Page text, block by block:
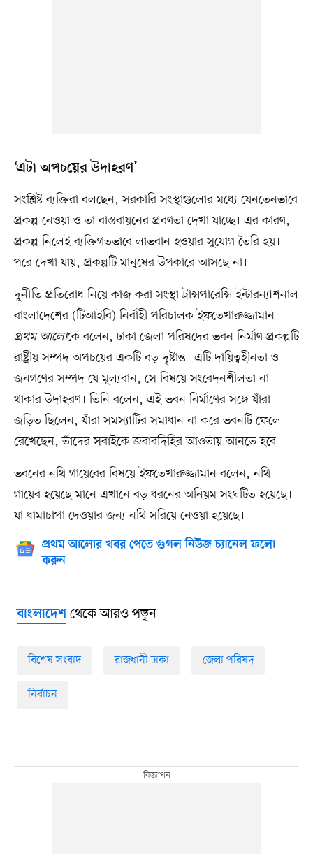
‘এটা অপচয়ের উদাহরণ’
সংশ্লিষ্ট ব্যক্তিরা বলছেন, সরকারি সংস্থাগুলোর মধ্যে যেনতেনভাবে
প্রকল্প নেওয়া ও তা বাস্তবায়নের প্রবণতা দেখা যাচ্ছে। এর কারণ,
প্রকল্প নিলেই ব্যক্তিগতভাবে লাভবান হওয়ার সুযোগ তৈরি হয়।
পরে দেখা যায়, প্রকল্পটি মানুষের উপকারে আসছে না।
দুর্নীতি প্রতিরোধ নিয়ে কাজ করা সংস্থা ট্রান্সপারেন্সি ইন্টারন্যাশনাল
বাংলাদেশের (টিআইবি) নির্বাহী পরিচালক ইফতেখারুজ্জামান
প্রথম আলোকে বলেন, ঢাকা জেলা পরিষদের ভবন নির্মাণ প্রকল্পটি
রাষ্ট্রীয় সম্পদ অপচয়ের একটি বড় দৃষ্টান্ত। এটি দায়িত্বহীনতা ও
জনগণের সম্পদ যে মূল্যবান, সে বিষয়ে সংবেদনশীলতা না
থাকার উদাহরণ। তিনি বলেন, এই ভবন নির্মাণের সঙ্গে যাঁরা
জড়িত ছিলেন, যাঁরা সমস্যাটির সমাধান না করে ভবনটি ফেলে
রেখেছেন, তাঁদের সবাইকে জবাবদিহির আওতায় আনতে হবে।
ভবনের নথি গায়েবের বিষয়ে ইফতেখারুজ্জামান বলেন, নথি
গায়েব হয়েছে মানে এখানে বড় ধরনের অনিয়ম সংঘটিত হয়েছে।
যা ধামাচাপা দেওয়ার জন্য নথি সরিয়ে নেওয়া হয়েছে।
প্রথম আলোর খবর পেতে গুগল নিউজ চ্যানেল ফলো
করুন
বাংলাদেশথেকে আরও পড়ুন
বিশেষ সংবাদ রাজধানী ঢাকা জেলা পরিষদ
নির্বাচন